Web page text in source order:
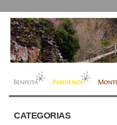
CATEGORIAS